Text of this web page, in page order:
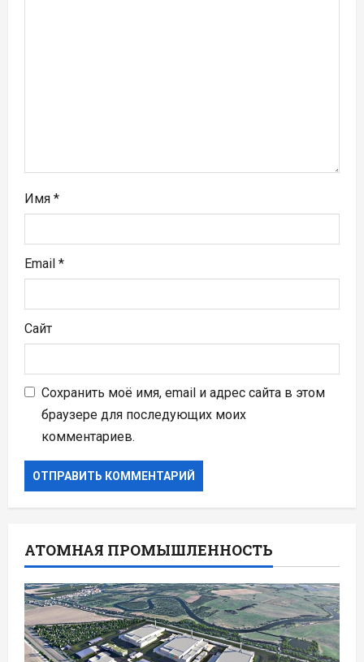
м
Имя *
Email *
Сайт
Сохранить моё имя, email и адрес сайта в этом
браузере для последующих моих
комментариев.
АТОМНАЯ ПРОМЫШЛЕННОСТЬ